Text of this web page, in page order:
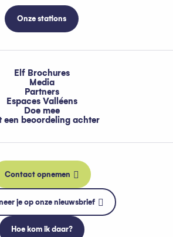
Onze stations
Elf Brochures
Media
Partners
Espaces Valléens
Doe mee
een beoordeling achter
Contact opnemen
je op onze nieuwsbrief
Hoe kom ik daar?